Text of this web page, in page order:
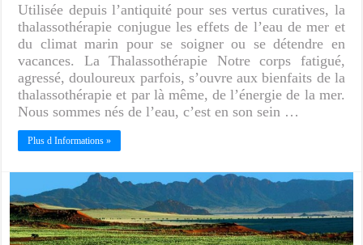
Utilisée depuis l’antiquité pour ses vertus curatives, la
thalassothérapie conjugue les effets de l’eau de mer et
du climat marin pour se soigner ou se détendre en
vacances. La Thalassothérapie Notre corps fatigué,
agressé, douloureux parfois, s’ouvre aux bienfaits de la
thalassothérapie et par là même, de l’énergie de la mer.
Nous sommes nés de l’eau, c’est en son sein …
Plus d Informations »